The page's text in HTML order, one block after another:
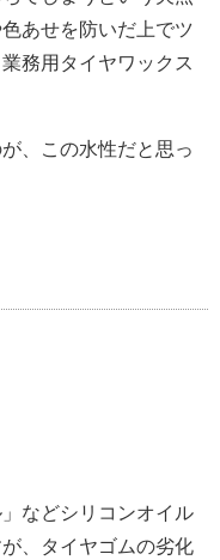
あせを防いだ上でツ
務用タイヤワックス
、この水性だと思っ
などシリコンオイル
、タイヤゴムの劣化